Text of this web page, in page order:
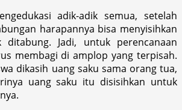
adik-adik semua, setelah
harapannya bisa menyisihkan
Jadi, untuk perencanaan
membagi di amplop yang terpisah.
dikasih uang saku sama orang tua,
uang saku itu disisihkan untuk